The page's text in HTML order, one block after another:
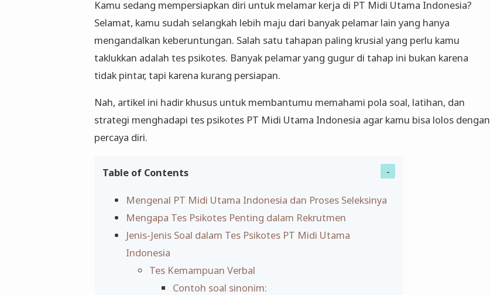
Kamu sedang mempersiapkan diri untuk melamar kerja di PT Midi Utama Indonesia?
Selamat, kamu sudah selangkah lebih maju dari banyak pelamar lain yang hanya
mengandalkan keberuntungan. Salah satu tahapan paling krusial yang perlu kamu
taklukkan adalah tes psikotes. Banyak pelamar yang gugur di tahap ini bukan karena
tidak pintar, tapi karena kurang persiapan.
Nah, artikel ini hadir khusus untuk membantumu memahami pola soal, latihan, dan
strategi menghadapi tes psikotes PT Midi Utama Indonesia agar kamu bisa lolos dengan
percaya diri.
Table of Contents
Mengenal PT Midi Utama Indonesia dan Proses Seleksinya
Mengapa Tes Psikotes Penting dalam Rekrutmen
Jenis-Jenis Soal dalam Tes Psikotes PT Midi Utama
Indonesia
Tes Kemampuan Verbal
Contoh soal sinonim: